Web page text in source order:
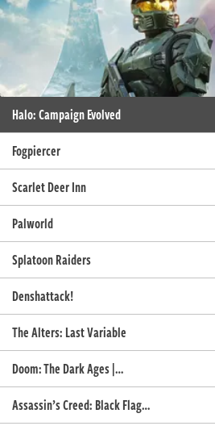
Halo: Campaign Evolved
Fogpiercer
Scarlet Deer Inn
Palworld
Splatoon Raiders
Denshattack!
The Alters: Last Variable
Doom: The Dark Ages |…
Assassin’s Creed: Black Flag…